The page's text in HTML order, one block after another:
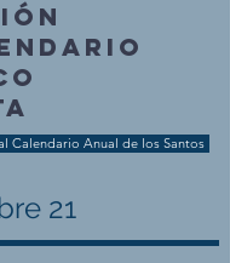
Calendario Anual de los Santos
21